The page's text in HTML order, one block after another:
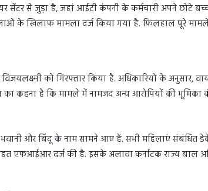
से जुड़ा है, जहां आईटी कंपनी के कर्मचारी अपने छोटे
के खिलाफ मामला दर्ज किया गया है. फिलहाल पूरे
को गिरफ्तार किया है. अधिकारियों के अनुसार,
कहना है कि मामले में नामजद अन्य आरोपियों की भूमिका
भवानी और बिंदू के नाम सामने आए हैं. सभी महिलाएं संबंधित
एफआईआर दर्ज की है. इसके अलावा कर्नाटक राज्य बाल